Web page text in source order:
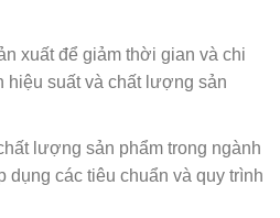
xuất để giảm thời gian và chi
hiệu suất và chất lượng sản
lượng sản phẩm trong ngành
dụng các tiêu chuẩn và quy trình